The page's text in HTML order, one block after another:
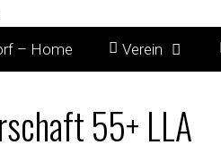
– Home Verein
55+ LLA